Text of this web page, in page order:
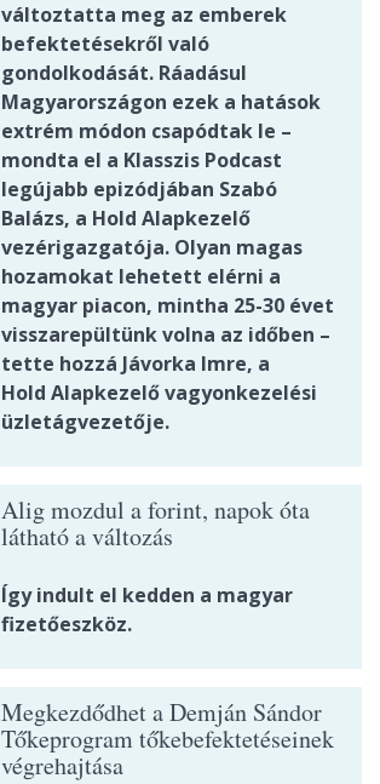
változtatta meg az emberek
befektetésekről való
gondolkodását. Ráadásul
Magyarországon ezek a hatások
extrém módon csapódtak le –
mondta el a Klasszis Podcast
legújabb epizódjában Szabó
Balázs, a Hold Alapkezelő
vezérigazgatója. Olyan magas
hozamokat lehetett elérni a
magyar piacon, mintha 25-30 évet
visszarepültünk volna az időben –
tette hozzá Jávorka Imre, a
Hold Alapkezelő vagyonkezelési
üzletágvezetője.
Alig mozdul a forint, napok óta
látható a változás
Így indult el kedden a magyar
fizetőeszköz.
Megkezdődhet a Demján Sándor
Tőkeprogram tőkebefektetéseinek
végrehajtása